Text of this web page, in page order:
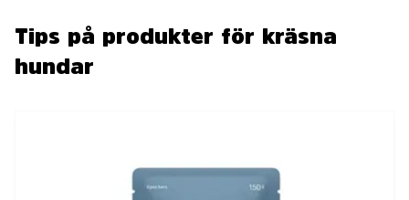
Tips på produkter för kräsna
hundar